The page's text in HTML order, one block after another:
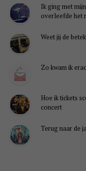
Ik ging met
overleefde het
Weet jij de
Zo kwam ik
Hoe ik tickets
concert
Terug naar de